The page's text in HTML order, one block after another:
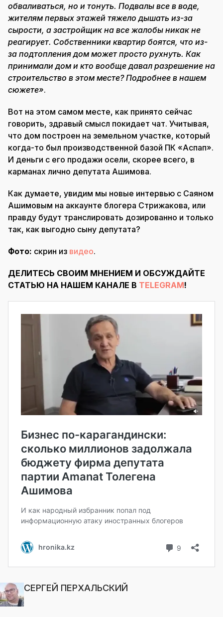
обваливаться, но и тонуть. Подвалы все в воде,
жителям первых этажей тяжело дышать из-за
сырости, а застройщик на все жалобы никак не
реагирует. Собственники квартир боятся, что из-
за подтопления дом может просто рухнуть. Как
принимали дом и кто вообще давал разрешение на
строительство в этом месте? Подробнее в нашем
сюжете».
Вот на этом самом месте, как принято сейчас
говорить, здравый смысл покидает чат. Учитывая,
что дом построен на земельном участке, который
когда-то был производственной базой ПК «Аспап».
И деньги с его продажи осели, скорее всего, в
карманах лично депутата Ашимова.
Как думаете, увидим мы новые интервью с Саяном
Ашимовым на аккаунте блогера Стрижакова, или
правду будут транслировать дозированно и только
так, как выгодно сыну депутата?
Фото: скрин из видео.
ДЕЛИТЕСЬ СВОИМ МНЕНИЕМ И ОБСУЖДАЙТЕ
СТАТЬЮ НА НАШЕМ КАНАЛЕ В TELEGRAM!
СЕРГЕЙ ПЕРХАЛЬСКИЙ